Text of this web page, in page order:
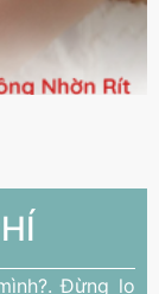
Đừng lo